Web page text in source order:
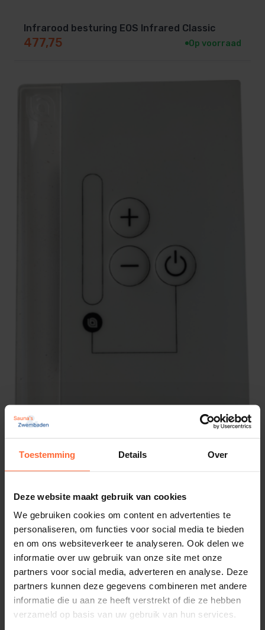
Toestemming Details Over
Deze website maakt gebruik van cookies
We gebruiken cookies om content en advertenties te
personaliseren, om functies voor social media te bieden
en om ons websiteverkeer te analyseren. Ook delen we
informatie over uw gebruik van onze site met onze
partners voor social media, adverteren en analyse. Deze
partners kunnen deze gegevens combineren met andere
informatie die u aan ze heeft verstrekt of die ze hebben
verzameld op basis van uw gebruik van hun services.
Infrarood besturing EOS Infrared Classic
477,75 Op voorraad
503,95